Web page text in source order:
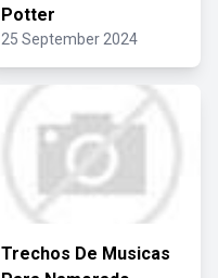
Potter
25 September 2024
Trechos De Musicas